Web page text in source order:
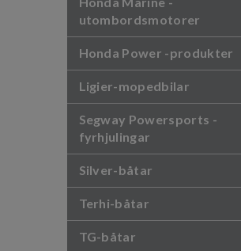
utombordsmotorer
Honda Power -produkter
Ligier-mopedbilar
Segway Powersports -
fyrhjulingar
Silver-båtar
Terhi-båtar
TG-båtar